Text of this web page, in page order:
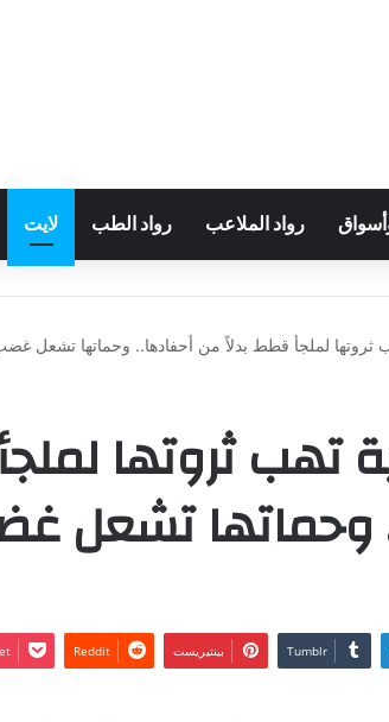
رواد الملاعب رواد الطب لايت
ثروتها لملجأ قطط بدلاً من أحفادها.. وحماتها تشعل غضب
تهب ثروتها
تشعل
بينتيريست